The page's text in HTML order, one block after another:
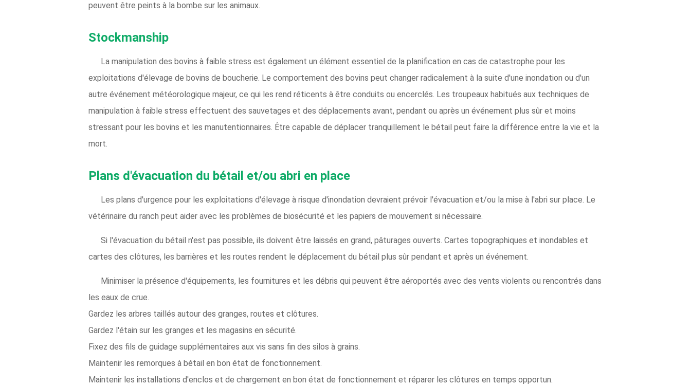
peuvent être peints à la bombe sur les animaux.
Stockmanship
La manipulation des bovins à faible stress est également un élément essentiel de la planification en cas de catastrophe pour les
exploitations d'élevage de bovins de boucherie. Le comportement des bovins peut changer radicalement à la suite d'une inondation ou d'un
autre événement météorologique majeur, ce qui les rend réticents à être conduits ou encerclés. Les troupeaux habitués aux techniques de
manipulation à faible stress effectuent des sauvetages et des déplacements avant, pendant ou après un événement plus sûr et moins
stressant pour les bovins et les manutentionnaires. Être capable de déplacer tranquillement le bétail peut faire la différence entre la vie et la
mort.
Plans d'évacuation du bétail et/ou abri en place
Les plans d'urgence pour les exploitations d'élevage à risque d'inondation devraient prévoir l'évacuation et/ou la mise à l'abri sur place. Le
vétérinaire du ranch peut aider avec les problèmes de biosécurité et les papiers de mouvement si nécessaire.
Si l'évacuation du bétail n'est pas possible, ils doivent être laissés en grand, pâturages ouverts. Cartes topographiques et inondables et
cartes des clôtures, les barrières et les routes rendent le déplacement du bétail plus sûr pendant et après un événement.
Minimiser la présence d'équipements, les fournitures et les débris qui peuvent être aéroportés avec des vents violents ou rencontrés dans
les eaux de crue.
Gardez les arbres taillés autour des granges, routes et clôtures.
Gardez l'étain sur les granges et les magasins en sécurité.
Fixez des fils de guidage supplémentaires aux vis sans fin des silos à grains.
Maintenir les remorques à bétail en bon état de fonctionnement.
Maintenir les installations d'enclos et de chargement en bon état de fonctionnement et réparer les clôtures en temps opportun.